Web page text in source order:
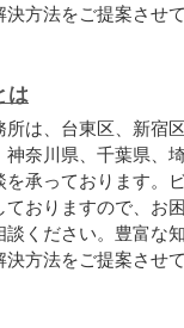
方法をご提案させ
は
所は、台東区、新宿
神奈川県、千葉県、
を承っております。
ておりますので、お
談ください。豊富な
方法をご提案させ